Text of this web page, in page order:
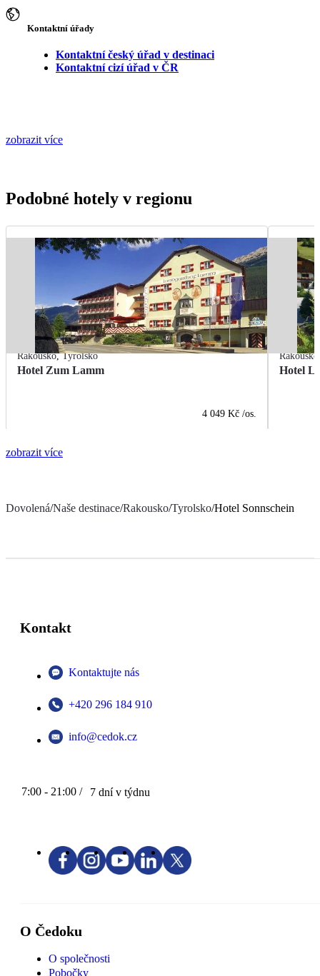
Kontaktní úřady
Kontaktní český úřad v destinaci
Kontaktní cizí úřad v ČR
zobrazit více
Podobné hotely v regionu
Rakousko,Tyrolsko
Hotel Zum Lamm
4 049 Kč /os.
Rakousko
Hotel
zobrazit více
Dovolená/Naše destinace/Rakousko/Tyrolsko/Hotel Sonnschein
Kontakt
Kontaktujte nás
+420 296 184 910
info@cedok.cz
7:00 - 21:00 / 7 dní v týdnu
O Čedoku
O společnosti
Pobočky